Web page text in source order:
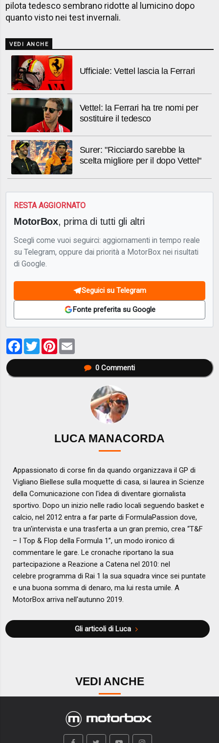
pilota tedesco sembrano ridotte al lumicino dopo
quanto visto nei test invernali.
VEDI ANCHE
Ufficiale: Vettel lascia la Ferrari
Vettel: la Ferrari ha tre nomi per
sostituire il tedesco
Surer: "Ricciardo sarebbe la
scelta migliore per il dopo Vettel"
RESTA AGGIORNATO
MotorBox, prima di tutti gli altri
Scegli come vuoi seguirci: aggiornamenti in tempo reale
su Telegram, oppure dai priorità a MotorBox nei risultati
di Google.
Seguici su Telegram
Fonte preferita su Google
Facebook
TwitterPinterest
0Commenti
LUCA MANACORDA
Appassionato di corse fin da quando organizzava il GP di
Vigliano Biellese sulla moquette di casa, si laurea in Scienze
della Comunicazione con l'idea di diventare giornalista
sportivo. Dopo un inizio nelle radio locali seguendo basket e
calcio, nel 2012 entra a far parte di FormulaPassion dove,
tra un'intervista e una trasferta a un gran premio, crea “T&F
– I Top & Flop della Formula 1”, un modo ironico di
commentare le gare. Le cronache riportano la sua
partecipazione a Reazione a Catena nel 2010: nel
celebre programma di Rai 1 la sua squadra vince sei puntate
e una buona somma di denaro, ma lui resta umile. A
MotorBox arriva nell'autunno 2019.
Gli articoli di Luca
VEDI ANCHE